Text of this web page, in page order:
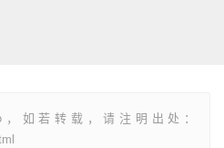
如若转载，请注明出处：